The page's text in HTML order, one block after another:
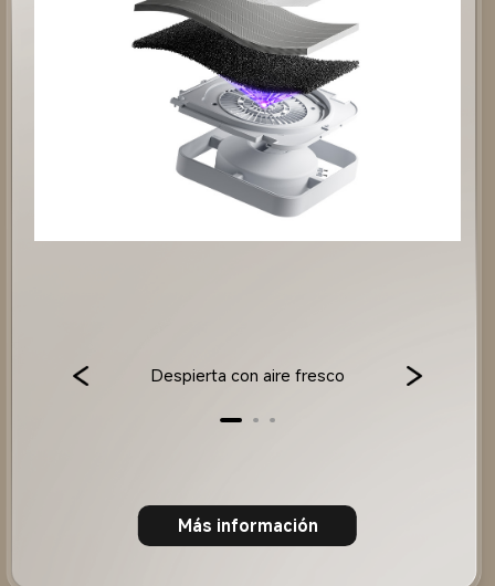
Despierta con aire fresco
Más información